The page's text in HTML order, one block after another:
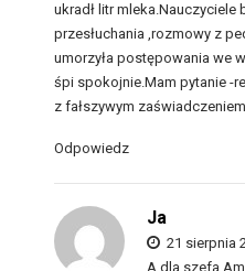
ukradł litr
przesłuchania ,rozmowy z
umorzyła postępowania we
śpi spokojnie.Mam pytanie -
z fałszywym
Odpowiedz
Ja
21 sierpnia
A dla szefa